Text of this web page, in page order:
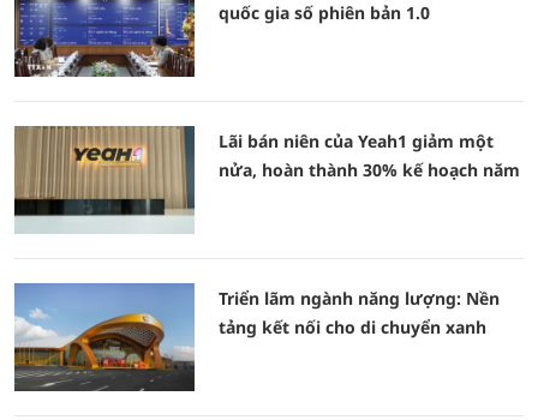
quốc gia số phiên bản 1.0
Lãi bán niên của Yeah1 giảm một
nửa, hoàn thành 30% kế hoạch năm
Triển lãm ngành năng lượng: Nền
tảng kết nối cho di chuyển xanh